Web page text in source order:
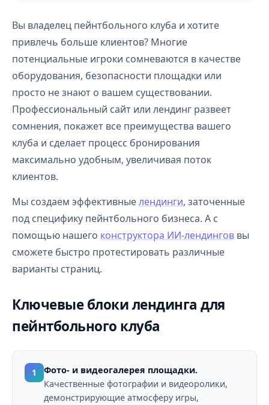
Вы владелец пейнтбольного клуба и хотите
привлечь больше клиентов? Многие
потенциальные игроки сомневаются в качестве
оборудования, безопасности площадки или
просто не знают о вашем существовании.
Профессиональный сайт или лендинг развеет
сомнения, покажет все преимущества вашего
клуба и сделает процесс бронирования
максимально удобным, увеличивая поток
клиентов.
Мы создаем эффективныелендинги, заточенные
под специфику пейнтбольного бизнеса. А с
помощью нашего конструктора ИИ-лендингов вы
сможете быстро протестировать различные
варианты страниц.
Ключевые блоки лендинга для
пейнтбольного клуба
1
Фото- и видеогалерея площадки.
Качественные фотографии и видеоролики,
демонстрирующие атмосферу игры,